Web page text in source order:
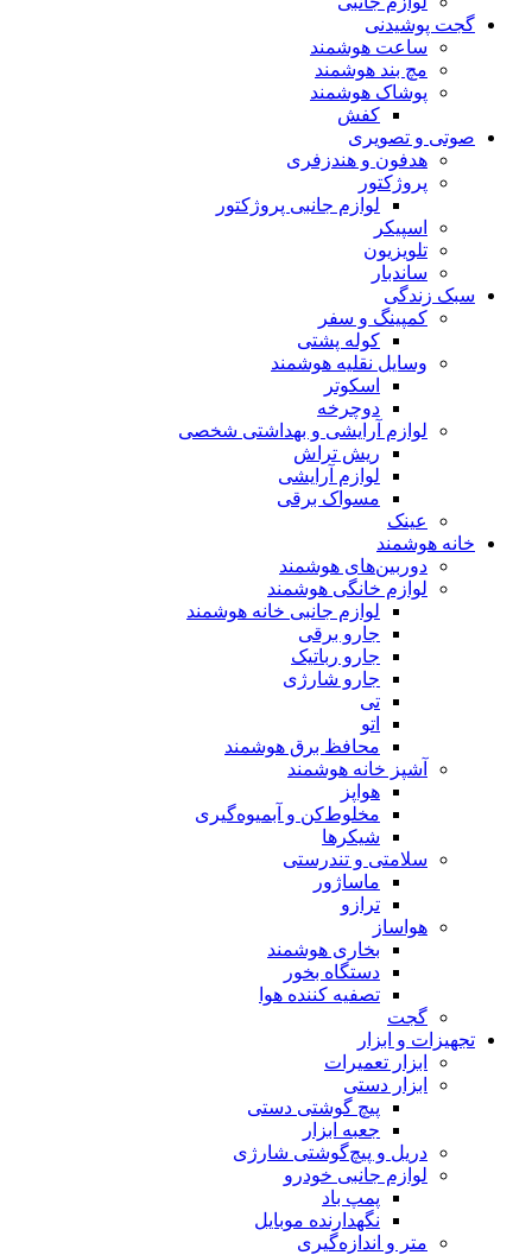
گجت پوشیدنی
ساعت هوشمند
مچ بند هوشمند
پوشاک هوشمند
کفش
صوتی و تصویری
هدفون و هندزفری
پروژکتور
لوازم جانبی پروژکتور
اسپیکر
تلویزیون
ساندبار
سبک زندگی
کمپینگ و سفر
کوله پشتی
وسایل نقلیه هوشمند
اسکوتر
دوچرخه
لوازم آرایشی و بهداشتی شخصی
ریش تراش
لوازم آرایشی
مسواک برقی
عینک
خانه هوشمند
دوربین‌های هوشمند
لوازم خانگی هوشمند
لوازم جانبی خانه هوشمند
جارو برقی
جارو رباتیک
جارو شارژی
تی
اتو
محافظ برق هوشمند
آشپز خانه هوشمند
هواپز
مخلوط‌کن و آبمیوه‌گیری
شیکرها
سلامتی و تندرستی
ماساژور
ترازو
هواساز
بخاری هوشمند
دستگاه بخور
تصفیه کننده هوا
گجت
تجهیزات و ابزار
ابزار تعمیرات
ابزار دستی
پیچ گوشتی دستی
جعبه ابزار
دریل و پیچ‌گوشتی شارژی
لوازم جانبی خودرو
پمپ باد
نگهدارنده موبایل
متر و اندازه‌گیری